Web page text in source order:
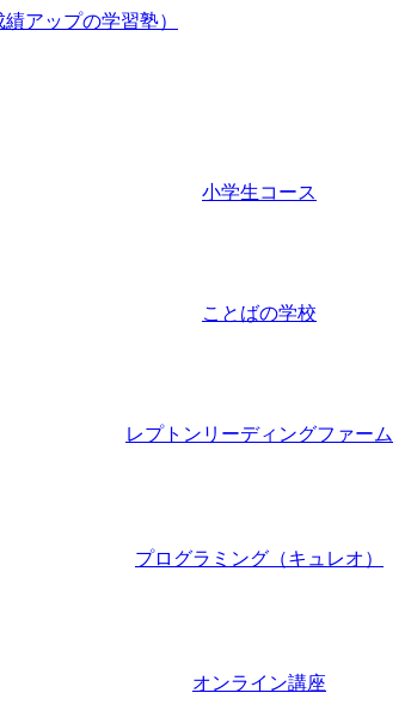
小学生コース
ことばの学校
レプトンリーディングファーム
プログラミング（キュレオ）
オンライン講座